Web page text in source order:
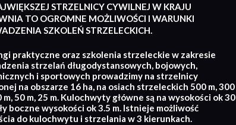
STRZELNICY CYWILNEJ W KRAJU
TO OGROMNE MOŻLIWOŚCI I WARUNKI
SZKOLEŃ STRZELECKICH.
praktyczne oraz szkolenia strzeleckie w zakresie
strzelań długodystansowych, bojowych,
i sportowych prowadzimy na strzelnicy
na obszarze 16 ha, na osiach strzeleckich 500 m, 300
m, 50 m, 25 m. Kulochwyty główne są na wysokości ok 30
boczne wysokości ok 3.5 m. Istnieje możliwość
do kulochwytu i strzelania w 3 kierunkach.